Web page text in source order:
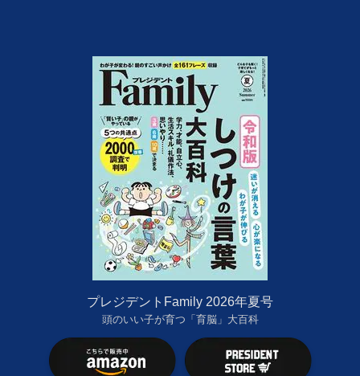
プレジデントFamily 2026年夏号
頭のいい子が育つ「育脳」大百科